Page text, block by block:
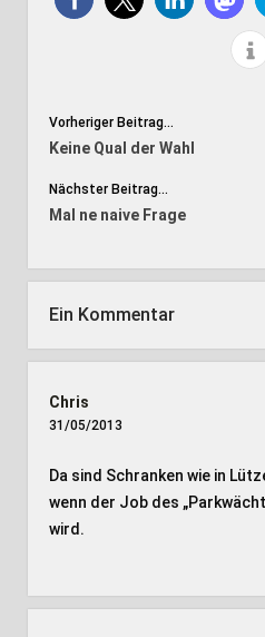
Vorheriger Beitrag...
Keine Qual der Wahl
Nächster Beitrag...
Mal ne naive Frage
Ein Kommentar
Chris
31/05/2013
Da sind Schranken wie in
wenn der Job des
wird.